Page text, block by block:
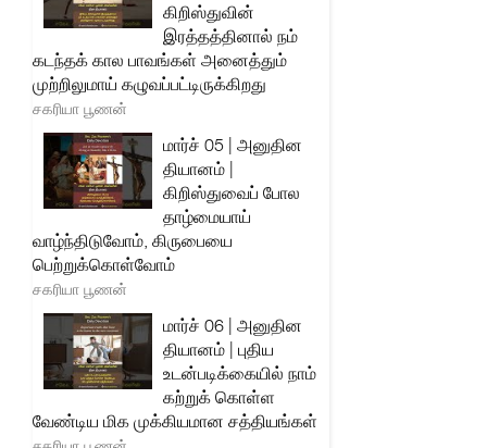
கிறிஸ்துவின்
இரத்தத்தினால் நம்
கடந்தக் கால பாவங்கள் அனைத்தும்
முற்றிலுமாய் கழுவப்பட்டிருக்கிறது
சகரியா பூணன்
மார்ச் 05 | அனுதின
தியானம் |
கிறிஸ்துவைப் போல
தாழ்மையாய்
வாழ்ந்திடுவோம், கிருபையை
பெற்றுக்கொள்வோம்
சகரியா பூணன்
மார்ச் 06 | அனுதின
தியானம் | புதிய
உடன்படிக்கையில் நாம்
கற்றுக் கொள்ள
வேண்டிய மிக முக்கியமான சத்தியங்கள்